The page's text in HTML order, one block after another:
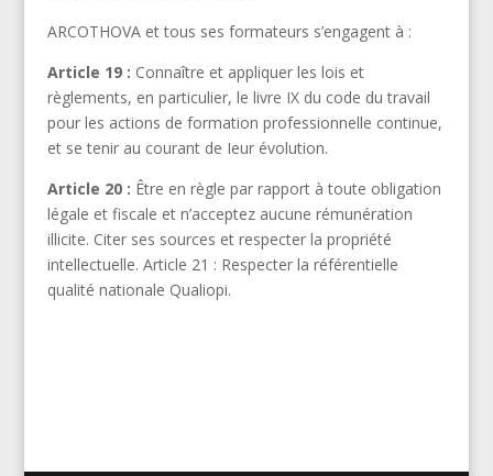
ARCOTHOVA et tous ses formateurs s’engagent à :
Article 19 : Connaître et appliquer les lois et
règlements, en particulier, le livre IX du code du travail
pour les actions de formation professionnelle continue,
et se tenir au courant de Ieur évolution.
Article 20 : Être en règle par rapport à toute obligation
légale et fiscale et n’acceptez aucune rémunération
illicite. Citer ses sources et respecter la propriété
intellectuelle. Article 21 : Respecter la référentielle
qualité nationale Qualiopi.